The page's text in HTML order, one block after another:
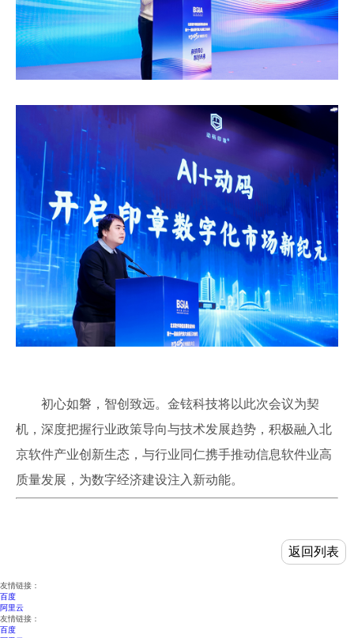
初心如磐，智创致远。金铉科技将以此次会议为契
机，深度把握行业政策导向与技术发展趋势，积极融入北
京软件产业创新生态，与行业同仁携手推动信息软件业高
质量发展，为数字经济建设注入新动能。
返回列表
友情链接：
百度
阿里云
友情链接：
百度